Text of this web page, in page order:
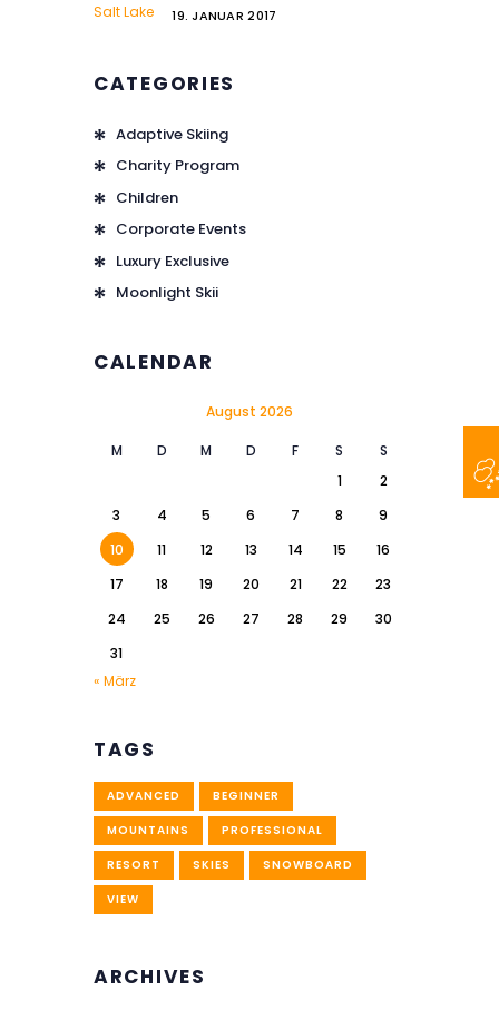
19. JANUAR 2017
CATEGORIES
Adaptive Skiing
Charity Program
Children
Corporate Events
Luxury Exclusive
Moonlight Skii
CALENDAR
August 2026
M D M D F S
S
1
2
3
4 5 6 7 8
9
10
11 12 13 14 15
16
17
18 19 20 21 22
23
24
25 26 27 28 29
30
31
« März
TAGS
ADVANCED BEGINNER
MOUNTAINS PROFESSIONAL
RESORT SKIES SNOWBOARD
VIEW
ARCHIVES